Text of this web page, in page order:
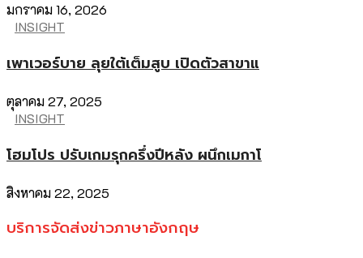
มกราคม 16, 2026
INSIGHT
เพาเวอร์บาย ลุยใต้เต็มสูบ เปิดตัวสาขาแ
ตุลาคม 27, 2025
INSIGHT
โฮมโปร ปรับเกมรุกครึ่งปีหลัง ผนึกเมกาโ
สิงหาคม 22, 2025
บริการจัดส่งข่าวภาษาอังกฤษ